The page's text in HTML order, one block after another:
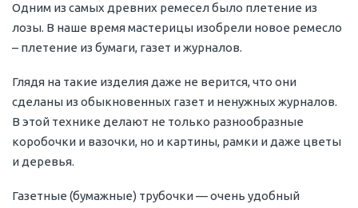
Одним из самых древних ремесел было плетение из
лозы. В наше время мастерицы изобрели новое ремесло
– плетение из бумаги, газет и журналов.
Глядя на такие изделия даже не верится, что они
сделаны из обыкновенных газет и ненужных журналов.
В этой технике делают не только разнообразные
коробочки и вазочки, но и картины, рамки и даже цветы
и деревья.
Газетные (бумажные) трубочки — очень удобный